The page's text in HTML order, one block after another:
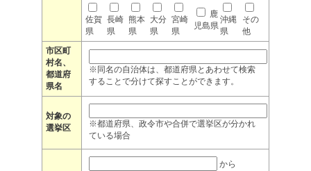
佐賀
県
長崎
県
熊本
県
大分
県
宮崎
県
鹿
児島県
沖縄
県
その
他
市区町
村名、
都道府
県名
※同名の自治体は、都道府県とあわせて検索
することで分けて探すことができます。
対象の
選挙区
※都道府県、政令市や合併で選挙区が分かれ
ている場合
から